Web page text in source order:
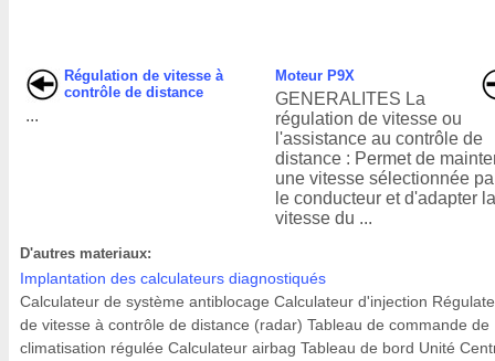
Régulation de vitesse à
contrôle de distance
...
Moteur P9X
GENERALITES La
régulation de vitesse ou
l'assistance au contrôle de
distance : Permet de
une vitesse sélectionnée
le conducteur et d'adapter
vitesse du ...
D'autres materiaux:
Implantation des calculateurs diagnostiqués
Calculateur de système antiblocage Calculateur d'injection
de vitesse à contrôle de distance (radar) Tableau de commande de
climatisation régulée Calculateur airbag Tableau de bord Unité